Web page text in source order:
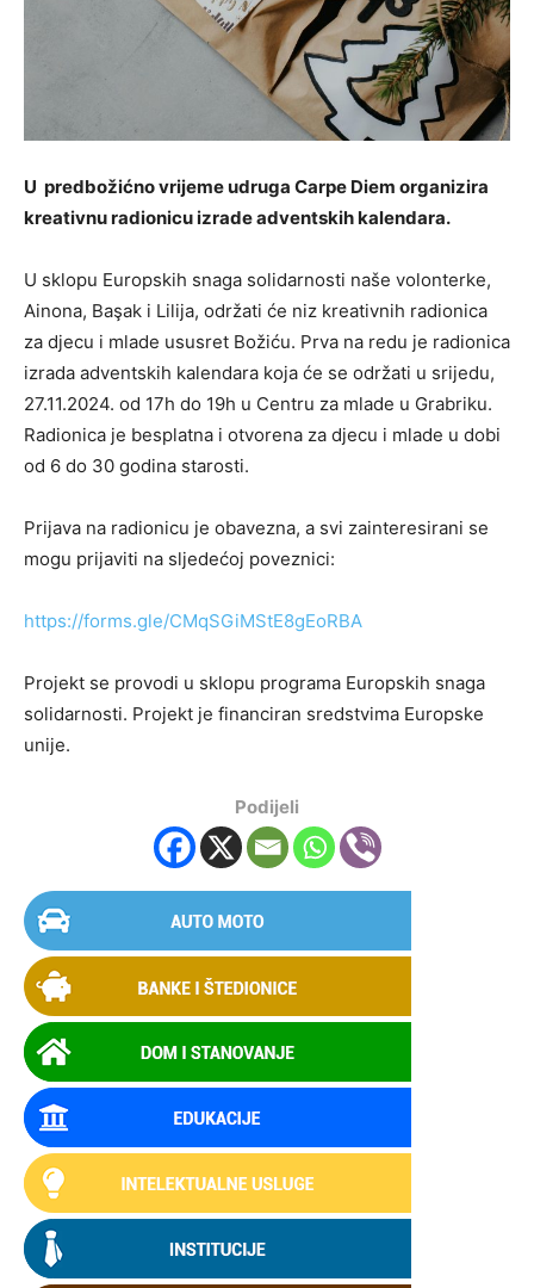
U predbožićno vrijeme udruga Carpe Diem organizira
kreativnu radionicu izrade adventskih kalendara.
U sklopu Europskih snaga solidarnosti naše volonterke,
Ainona, Başak i Lilija, održati će niz kreativnih radionica
za djecu i mlade ususret Božiću. Prva na redu je radionica
izrada adventskih kalendara koja će se održati u srijedu,
27.11.2024. od 17h do 19h u Centru za mlade u Grabriku.
Radionica je besplatna i otvorena za djecu i mlade u dobi
od 6 do 30 godina starosti.
Prijava na radionicu je obavezna, a svi zainteresirani se
mogu prijaviti na sljedećoj poveznici:
https://forms.gle/CMqSGiMStE8gEoRBA
Projekt se provodi u sklopu programa Europskih snaga
solidarnosti. Projekt je financiran sredstvima Europske
unije.
Podijeli